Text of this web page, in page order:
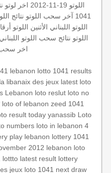
اللوتو 19-11-2012
اخر لوتو
1041 آخر سحب اللوتو نتائج
اللوتو اللبناني الأثنين اللوتو
اللوتو نتائج سحب اللوتو
اخر
lebanon lotto 1041 results
la libanaix des jeux latest loto
Lebanon loto reslut loto no
loto of lebanon zeed 1041
result today yanassib Loto
numbers loto in lebanon 4
play lebanon lottery 1041
2012 lebanon loto
lottto latest result lottery
jeux loto 1041 next draw